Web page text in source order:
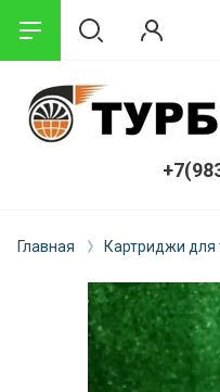
Главная Картриджи для